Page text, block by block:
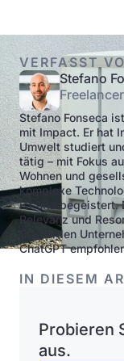
VERFASST
Stefano
Freelancer
Stefano Fonseca
mit Impact. Er hat
Umwelt studiert
tätig – mit Fokus
Wohnen und
komplexe
ist und begeistert.
Relevanz und
So werden
ChatGPT
IN DIESEM
Probieren
aus.